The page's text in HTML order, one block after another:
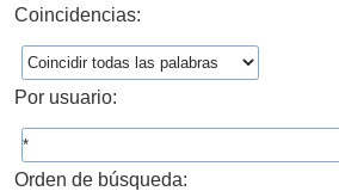
Coincidencias:
Por usuario:
Orden de búsqueda: